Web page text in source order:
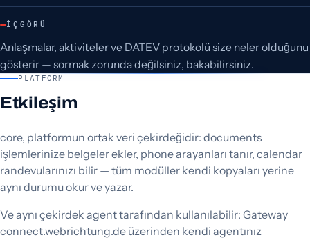
İÇGÖRÜ
Anlaşmalar, aktiviteler ve DATEV protokolü size neler olduğunu
gösterir — sormak zorunda değilsiniz, bakabilirsiniz.
PLATFORM
Etkileşim
core, platformun ortak veri çekirdeğidir: documents
işlemlerinize belgeler ekler, phone arayanları tanır, calendar
randevularınızı bilir — tüm modüller kendi kopyaları yerine
aynı durumu okur ve yazar.
Ve aynı çekirdek agent tarafından kullanılabilir: Gateway
connect.webrichtung.de üzerinden kendi agentınız